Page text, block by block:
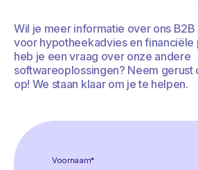
Wil je meer informatie over ons B2B
voor hypotheekadvies en financiële
heb je een vraag over onze andere
softwareoplossingen? Neem gerust
op! We staan klaar om je te helpen.
Voornaam*